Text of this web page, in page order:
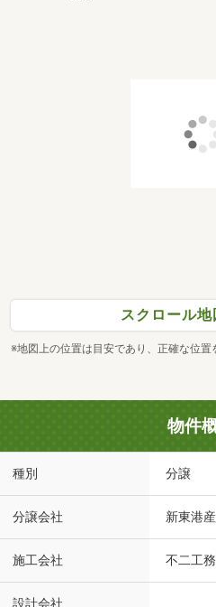
スクロール
※地図上の位置は目安であり、正確な位置
物件
種別 分譲
分譲会社 新東港
施工会社 不二工